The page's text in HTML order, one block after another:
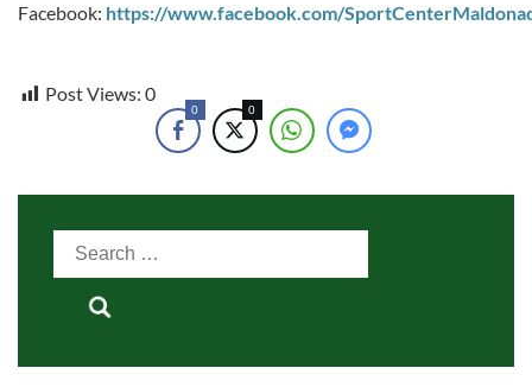
Facebook: https://www.facebook.com/
Post Views: 0
0 0
Search